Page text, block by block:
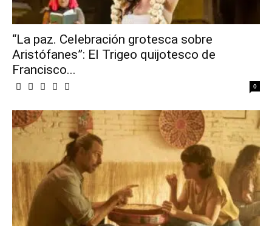
“La paz. Celebración grotesca sobre
Aristófanes”: El Trigeo quijotesco de
Francisco...
0